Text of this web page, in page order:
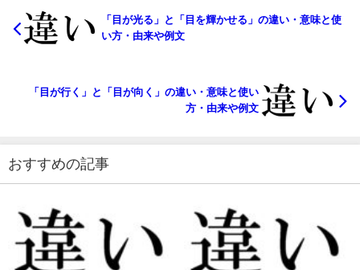
「目が光る」と「目を輝かせる」の違い・意味と使
い方・由来や例文
「目が行く」と「目が向く」の違い・意味と使い
方・由来や例文
おすすめの記事